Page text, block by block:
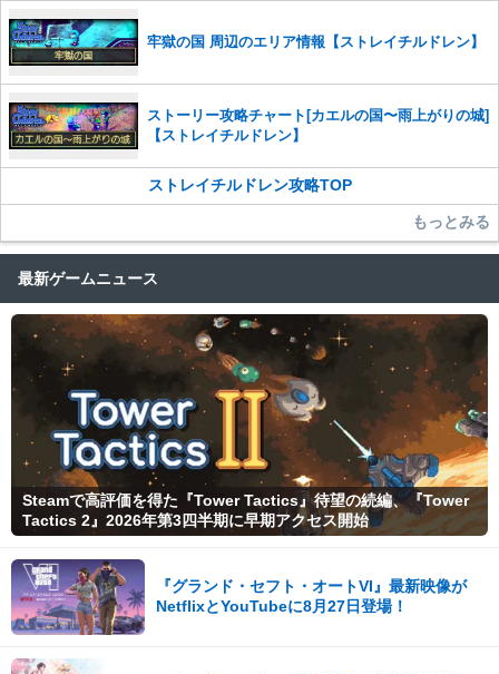
牢獄の国 周辺のエリア情報【ストレイチルドレン】
ストーリー攻略チャート[カエルの国〜雨上がりの城]
【ストレイチルドレン】
ストレイチルドレン攻略TOP
もっとみる
最新ゲームニュース
Steamで高評価を得た『Tower Tactics』待望の続編、『Tower
Tactics 2』2026年第3四半期に早期アクセス開始
『グランド・セフト・オートVI』最新映像が
NetflixとYouTubeに8月27日登場！